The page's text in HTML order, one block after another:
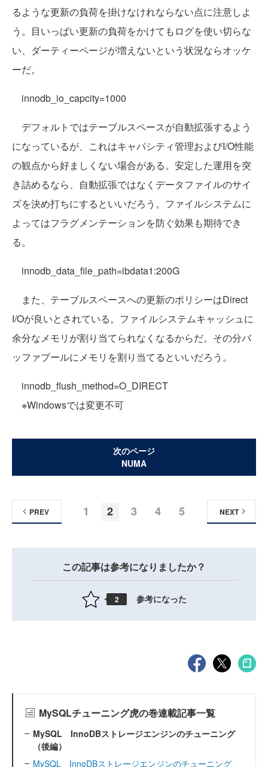
るような更新の負荷を掛けなけれならない点に注意しよ
う。目いっぱい更新の負荷をかけてもログを使い切らな
い、ダーティーページが増えないという状況ならオッケ
ーだ。
innodb_io_capcity=1000
デフォルトではテーブルスペースが自動拡張するよう
になっているが、これはキャパシティ管理およびI/O性能
の観点から好ましくない場合がある。安定した運用を突
き詰めるなら、自動拡張ではなくデータファイルのサイ
ズを決め打ちにするといいだろう。ファイルシステムに
よってはフラグメンテーションを防ぐ効果も期待でき
る。
innodb_data_file_path=ibdata1:200G
また、テーブルスペースへの更新のポリシーはDirect
I/Oが良いとされている。ファイルシステムキャッシュに
余分なメモリが割り当てられなくなるからだ。その分バ
ッファプールにメモリを割り当てるといいだろう。
innodb_flush_method=O_DIRECT
※Windowsでは変更不可
次のページ
NUMA
1 2 3 4 5
PREV NEXT
この記事は参考になりましたか？
2 参考になった
MySQLチューニング虎の巻連載記事一覧
MySQL InnoDBストレージエンジンのチューニング
（後編）
MySQL InnoDBストレージエンジンのチューニング